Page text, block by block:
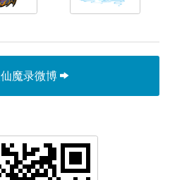
魔录微博